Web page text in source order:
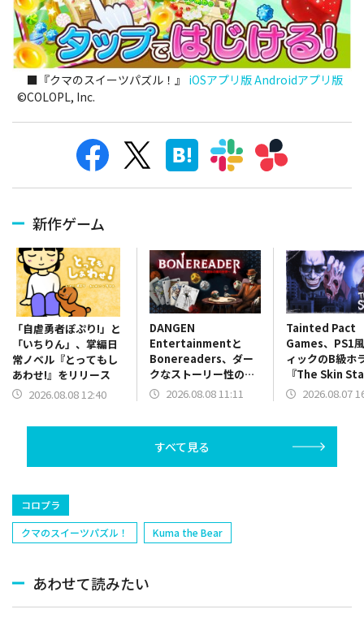
■『クマのスイーツパズル！』 iOSアプリ版Androidアプリ版
©COLOPL, Inc.
新作ゲーム
「自虐勇者ぽぷり!」と
「いちりん」、掌編日
常ノベル『とってもし
あわせ!』をリリース
2026.08.08 12:40
DANGEN
Entertainmentと
Bonereaders、ダー
クなストーリー性のカ
ードゲーム
2026.08.08 11:11
Tainted Pact
Games、PS1
ィックのB級ホ
『The Skin
を配信開始！
2026.08.07
すべて見る
コロプラ
クマのスイーツパズル！
Kuma the Bear
あわせて読みたい